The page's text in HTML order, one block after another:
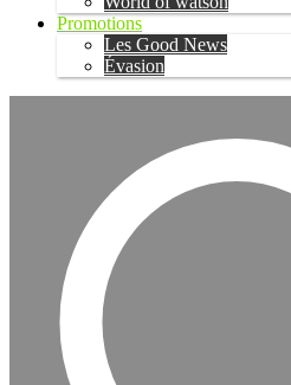
Promotions
Les Good News
Évasion